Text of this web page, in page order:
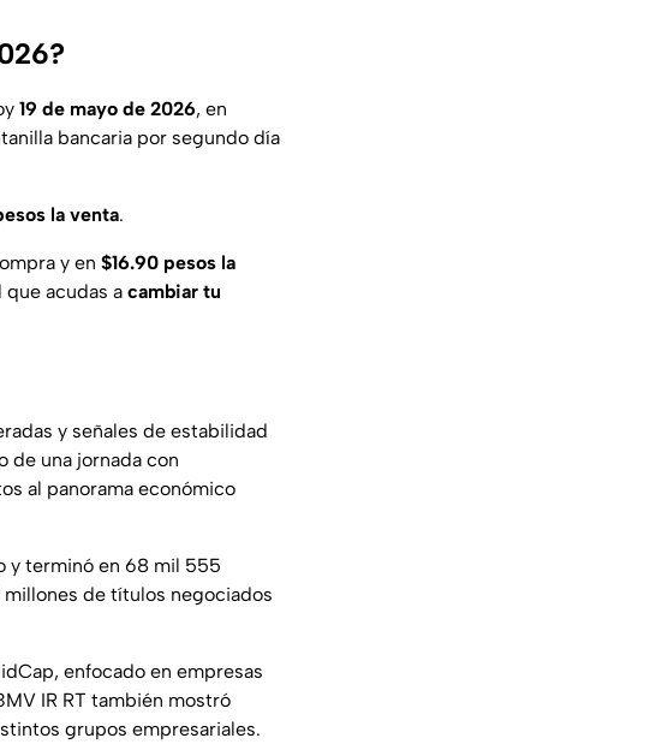
19 de mayo de 2026, en
bancaria por segundo día
la venta.
y en $16.90 pesos la
acudas a cambiar tu
y señales de estabilidad
de una jornada con
al panorama económico
y terminó en 68 mil 555
de títulos negociados
enfocado en empresas
IR RT también mostró
grupos empresariales.